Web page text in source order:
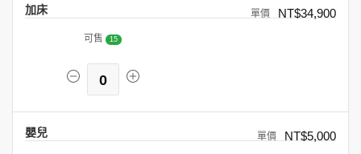
加床 NT$34,900
可售 15
0
嬰兒 NT$5,000